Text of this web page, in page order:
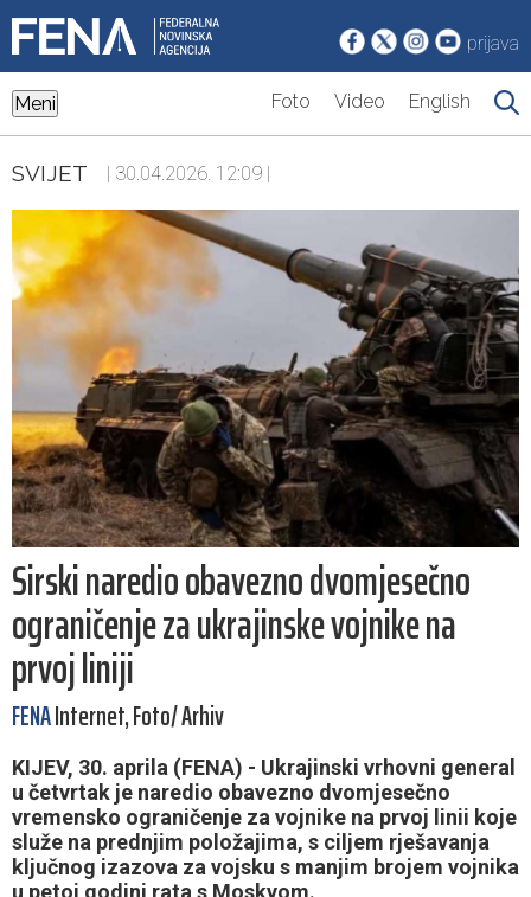
prijava
Meni Foto Video English
SVIJET | 30.04.2026. 12:09 |
Sirski naredio obavezno dvomjesečno
ograničenje za ukrajinske vojnike na
prvoj liniji
FENAInternet, Foto/ Arhiv
KIJEV, 30. aprila (FENA) - Ukrajinski vrhovni general
u četvrtak je naredio obavezno dvomjesečno
vremensko ograničenje za vojnike na prvoj linii koje
služe na prednjim položajima, s ciljem rješavanja
ključnog izazova za vojsku s manjim brojem vojnika